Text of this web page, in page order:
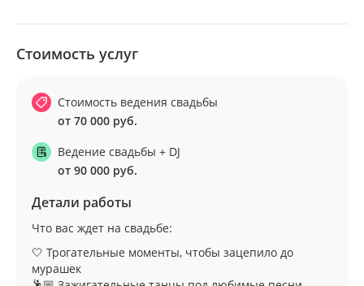
Стоимость услуг
Стоимость ведения свадьбы
от 70 000 руб.
Ведение свадьбы + DJ
от 90 000 руб.
Детали работы
Что вас ждет на свадьбе:
🤍 Трогательные моменты, чтобы зацепило до
мурашек